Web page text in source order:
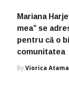
Mariana
mea” se
pentru că o
comunitatea
ByViorica